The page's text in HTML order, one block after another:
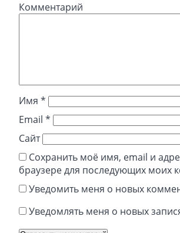
Комментарий
Имя*
Email*
Сайт
Сохранить моё имя, email и
браузере для последующих моих
Уведомить меня о новых
Уведомлять меня о новых